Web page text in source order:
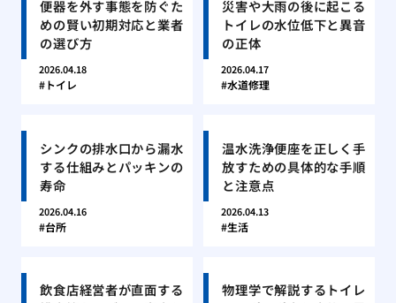
便器を外す事態を防ぐた
めの賢い初期対応と業者
の選び方
2026.04.18
トイレ
災害や大雨の後に起こる
トイレの水位低下と異音
の正体
2026.04.17
水道修理
シンクの排水口から漏水
する仕組みとパッキンの
寿命
2026.04.16
台所
温水洗浄便座を正しく手
放すための具体的な手順
と注意点
2026.04.13
生活
飲食店経営者が直面する
物理学で解説するトイレ